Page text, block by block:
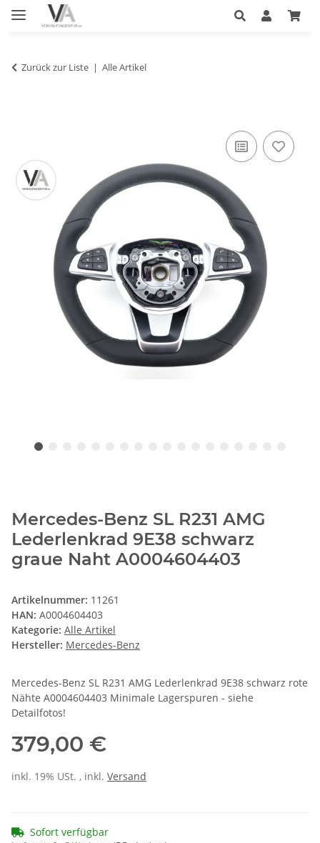
Zurück zur Liste Alle Artikel
Mercedes-Benz SL R231 AMG
Lederlenkrad 9E38 schwarz
graue Naht A0004604403
Artikelnummer: 11261
HAN: A0004604403
Kategorie: Alle Artikel
Hersteller: Mercedes-Benz
Mercedes-Benz SL R231 AMG Lederlenkrad 9E38 schwarz rote
Nähte A0004604403 Minimale Lagerspuren - siehe
Detailfotos!
379,00 €
inkl. 19% USt. , inkl. Versand
Sofort verfügbar